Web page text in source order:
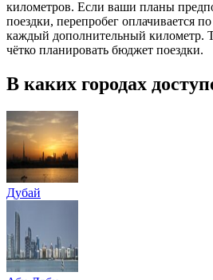
километров. Если ваши планы
поездки, перепробег оплачивается
каждый дополнительный километр.
чётко планировать бюджет поездки.
В каких городах
Дубай